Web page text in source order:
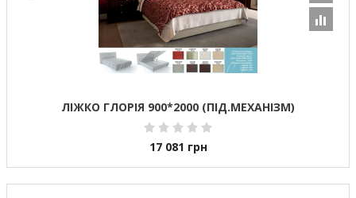
ЛІЖКО ГЛОРІЯ 900*2000 (ПІД.МЕХАНІЗМ)
17 081 грн